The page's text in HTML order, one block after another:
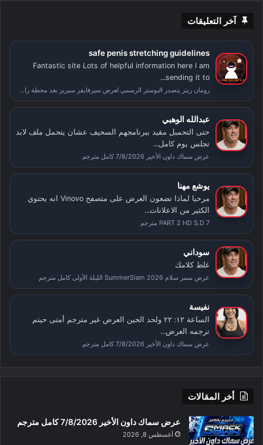
آخر التعليقات
safe penis stretching guidelines
Fantastic site Lots of helpful information here I am
sending it to...
رومان رينز يتصدر البوستر الرسمي لعرض سيرفايفر سيريز بعد محطة راسلمينيا
عبدالله الوهبي
حتى التحمبل مقيد ببرنامجهم السحيف عشان يتحمل ملف لابد
تجلس يوم كامل...
عرض سماك داون الأخير 7/8/2026 كامل مترجم
يوشع مهنا
مرحبا لماذا تضعون العرض على متصفح Vinovo انه يحتوي
الكثير من الاعلانات...
PART 2 HD S.D 7 مترجم
سوداني
غلط كلامك
عرض سمر سلام SummerSlam 2026 الليلة الأولى كامل مترجم
نفيسة
الساعة ١٢: ٢٢ ولحد الحين العرض غير مترجم أمتى حيتم
ترجمه العرض...
عرض سماك داون الأخير 7/8/2026 كامل مترجم
أخر المقالات
عرض سماك داون الأخير 7/8/2026 كامل مترجم
أغسطس 8, 2026